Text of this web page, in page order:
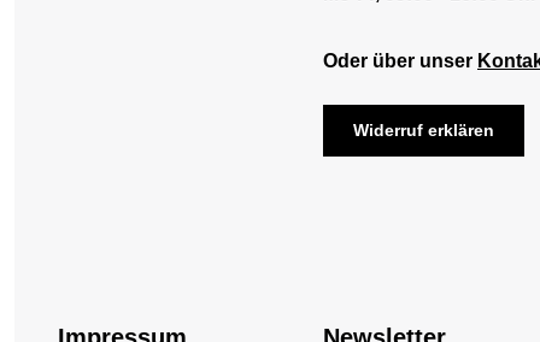
Oder über unser
Widerruf erklären